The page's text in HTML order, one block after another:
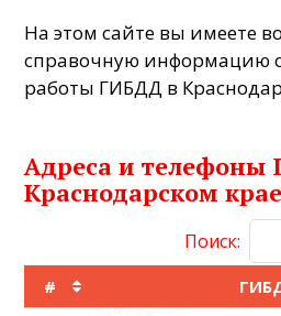
На этом сайте вы имеете
справочную информацию
работы ГИБДД в
Адреса и
Краснодарском крае
Поиск:
#